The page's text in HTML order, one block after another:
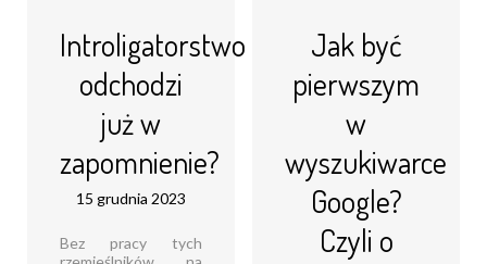
Introligatorstwo
odchodzi
już w
zapomnienie?
15 grudnia 2023
Bez pracy tych
Jak być
pierwszym
w
wyszukiwarce
Google?
Czyli o